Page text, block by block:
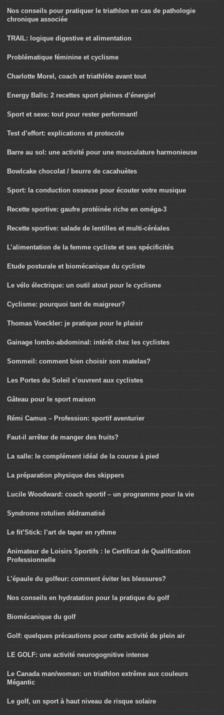
Nos conseils pour pratiquer le triathlon en cas de pathologie
chronique associée
TRAIL: logique digestive et alimentation
Problématique féminine et cyclisme
Charlotte Morel, coach et triathlète avant tout
Energy Balls: 2 recettes sport pleines d’énergie!
Sport et sexe: tout pour rester performant!
Test d’effort: explications et protocole
Barre au sol: une activité pour une musculature harmonieuse
Bowlcake chocolat / beurre de cacahuètes
Sport: la conduction osseuse pour écouter votre musique
Recette sportive: gaufre protéinée riche en oméga-3
Recette sportive: salade de lentilles et multi-céréales
L’alimentation de la femme cycliste et ses spécificités
Etude posturale et biomécanique du cycliste
Le vélo électrique: un outil atout pour le cyclisme
Cyclisme: pourquoi tant de maigreur?
Thomas Voeckler: je pratique pour le plaisir
Gainage lombo-abdominal: intérêt chez les cyclistes
Sommeil: comment bien choisir son matelas?
Les Portes du Soleil s’ouvrent aux cyclistes
Gâteau pour le sport maison
Rémi Camus – Profession: sportif aventurier
Faut-il arrêter de manger des fruits?
La salle: le complément idéal de la course à pied
La préparation physique des skippers
Lucile Woodward: coach sportif – un programme pour la vie
Syndrome rotulien dédramatisé
Le fit’Stick: l’art de taper en rythme
Animateur de Loisirs Sportifs : le Certificat de Qualification
Professionnelle
L’épaule du golfeur: comment éviter les blessures?
Nos conseils en hydratation pour la pratique du golf
Biomécanique du golf
Golf: quelques précautions pour cette activité de plein air
LE GOLF: une activité neurogognitive intense
Le Canada man/woman: un triathlon extrême aux couleurs
Mégantic
Le golf, un sport à haut niveau de risque solaire